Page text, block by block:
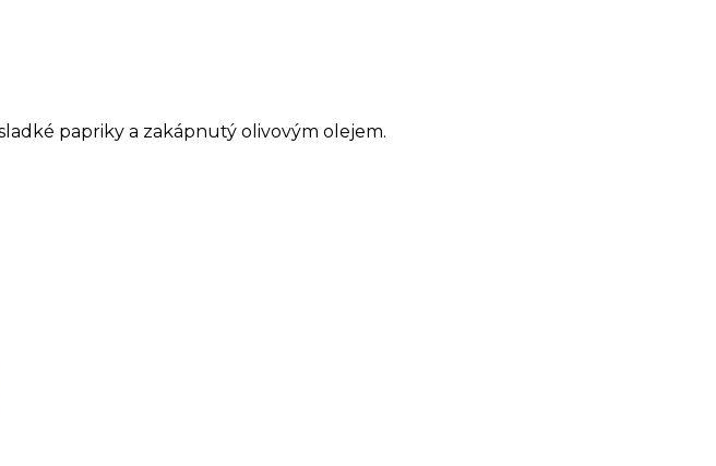
papriky a zakápnutý olivovým olejem.